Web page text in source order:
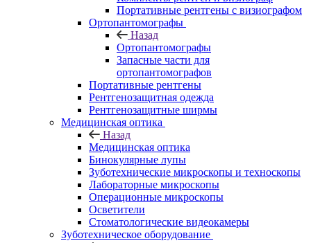
Портативные рентгены с визиографом
Ортопантомографы
Назад
Ортопантомографы
Запасные части для
ортопантомографов
Портативные рентгены
Рентгенозащитная одежда
Рентгенозащитные ширмы
Медицинская оптика
Назад
Медицинская оптика
Бинокулярные лупы
Зуботехнические микроскопы и техноскопы
Лабораторные микроскопы
Операционные микроскопы
Осветители
Стоматологические видеокамеры
Зуботехническое оборудование